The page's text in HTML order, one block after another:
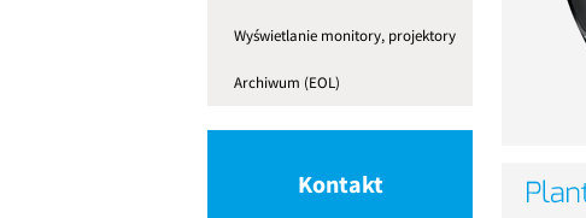
Wyświetlanie monitory, projektory
Archiwum (EOL)
Kontakt